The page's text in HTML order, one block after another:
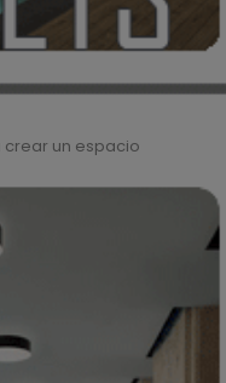
crear un espacio